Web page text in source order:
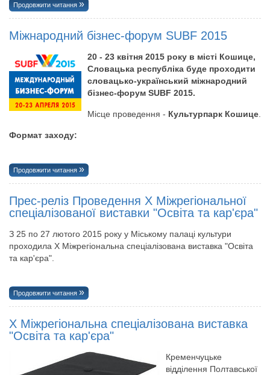
Продовжити читання
Міжнародний бізнес-форум SUBF 2015
20 - 23 квітня 2015 року в місті Кошице,
Словацька республіка буде проходити
словацько-український міжнародний
бізнес-форум SUBF 2015.
Місце проведення - Культурпарк Кошице
Формат заходу:
Продовжити читання
Прес-реліз Проведення Х Міжрегіональної
спеціалізованої виставки "Освіта та кар'єра"
З 25 по 27 лютого 2015 року у Міському палаці культури
проходила Х Міжрегіональна спеціалізована виставка "Освіта
та кар'єра".
Продовжити читання
Х Міжрегіональна спеціалізована виставка
"Освіта та кар'єра"
Кременчуцьке
відділення Полтавської